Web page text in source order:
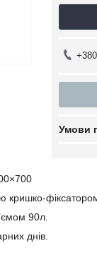
фіксатором
90л.
днів.